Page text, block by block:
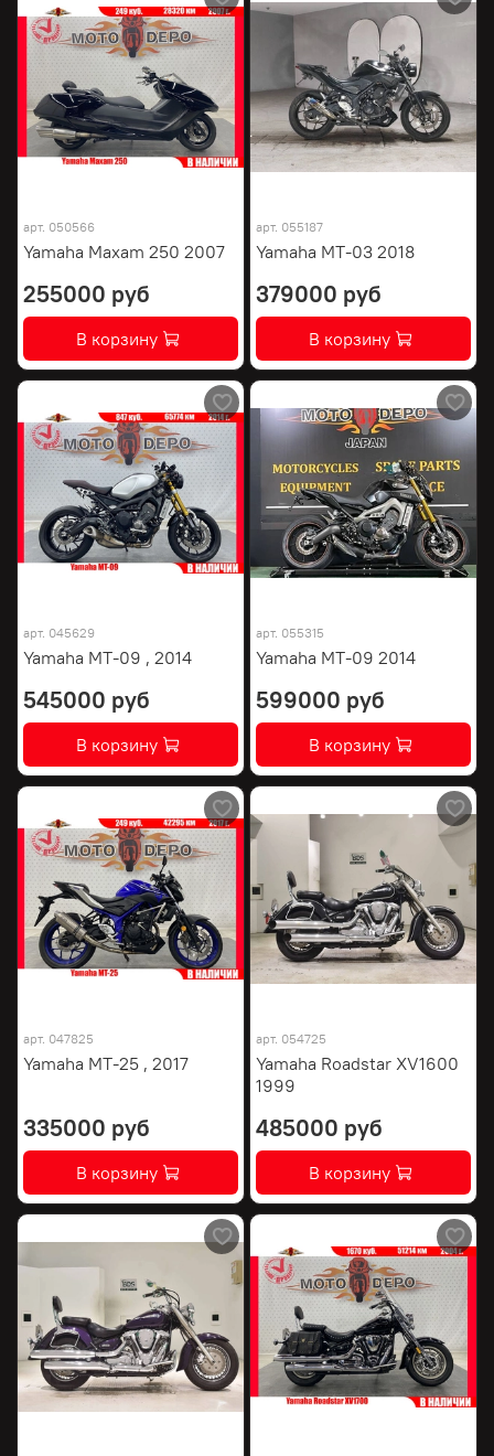
арт. 050566
Yamaha Maxam 250 2007
255000 руб
В корзину
арт. 055187
Yamaha MT-03 2018
379000 руб
В корзину
арт. 045629
Yamaha MT-09 , 2014
545000 руб
В корзину
арт. 055315
Yamaha MT-09 2014
599000 руб
В корзину
арт. 047825
Yamaha MT-25 , 2017
335000 руб
В корзину
арт. 054725
Yamaha Roadstar XV1600
1999
485000 руб
В корзину